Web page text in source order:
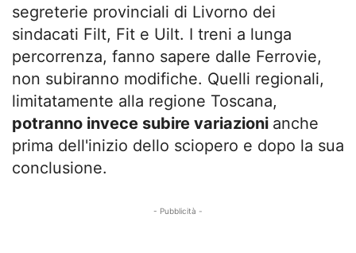
segreterie provinciali di Livorno dei
sindacati Filt, Fit e Uilt. I treni a lunga
percorrenza, fanno sapere dalle Ferrovie,
non subiranno modifiche. Quelli regionali,
limitatamente alla regione Toscana,
potranno invece subire variazioni anche
prima dell'inizio dello sciopero e dopo la sua
conclusione.
- Pubblicità -